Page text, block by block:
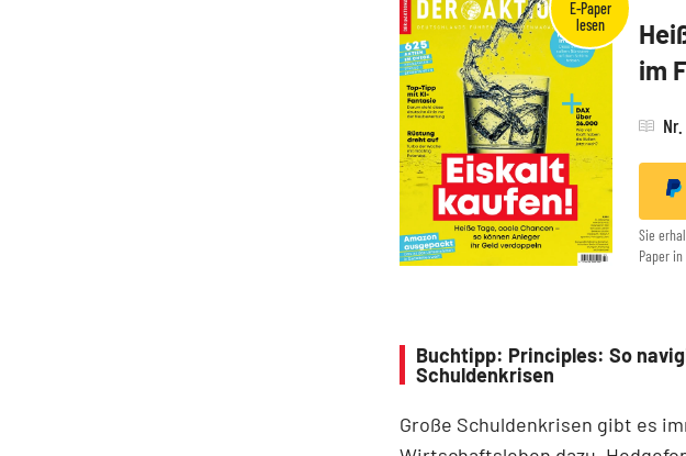
im
Sie
Paper
Buchtipp: Principles: So
Schuldenkrisen
Große Schuldenkrisen gibt es